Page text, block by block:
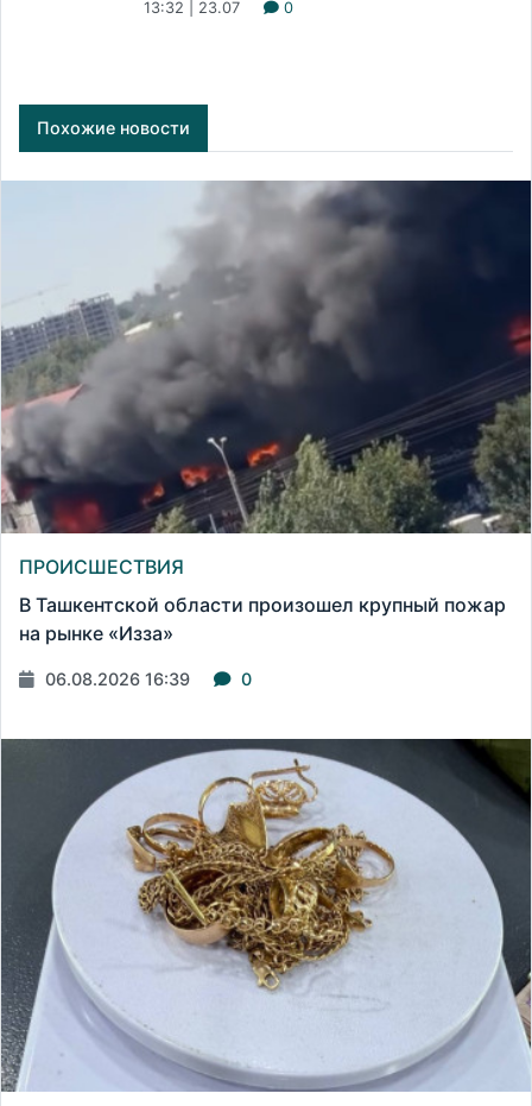
13:32 | 23.07 0
Похожие новости
ПРОИСШЕСТВИЯ
В Ташкентской области произошел крупный пожар
на рынке «Изза»
06.08.2026 16:39 0